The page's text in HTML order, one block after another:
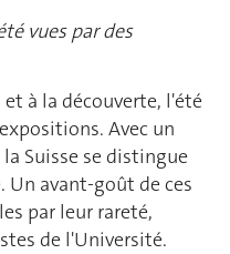
vues par des
à la découverte, l'été
Avec un
Suisse se distingue
avant-goût de ces
par leur rareté,
de l'Université.